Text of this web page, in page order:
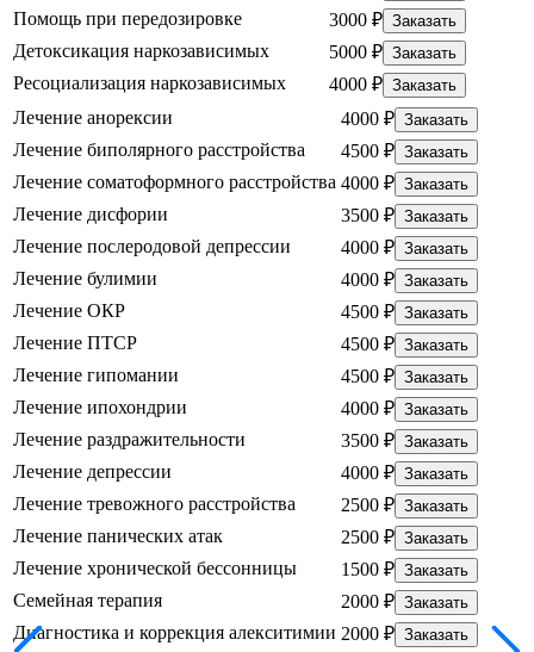
Помощь при передозировке 3000 ₽ Заказать
Детоксикация наркозависимых 5000 ₽ Заказать
Ресоциализация наркозависимых 4000 ₽ Заказать
Лечение анорексии 4000 ₽ Заказать
Лечение биполярного расстройства 4500 ₽ Заказать
Лечение соматоформного расстройства 4000 ₽ Заказать
Лечение дисфории 3500 ₽ Заказать
Лечение послеродовой депрессии 4000 ₽ Заказать
Лечение булимии 4000 ₽ Заказать
Лечение ОКР 4500 ₽ Заказать
Лечение ПТСР 4500 ₽ Заказать
Лечение гипомании 4500 ₽ Заказать
Лечение ипохондрии 4000 ₽ Заказать
Лечение раздражительности 3500 ₽ Заказать
Лечение депрессии 4000 ₽ Заказать
Лечение тревожного расстройства 2500 ₽ Заказать
Лечение панических атак 2500 ₽ Заказать
Лечение хронической бессонницы 1500 ₽ Заказать
Семейная терапия 2000 ₽ Заказать
Диагностика и коррекция алекситимии 2000 ₽ Заказать